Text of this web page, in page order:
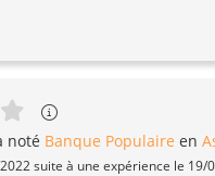
noté Banque Populaire en
suite à une expérience le 19/